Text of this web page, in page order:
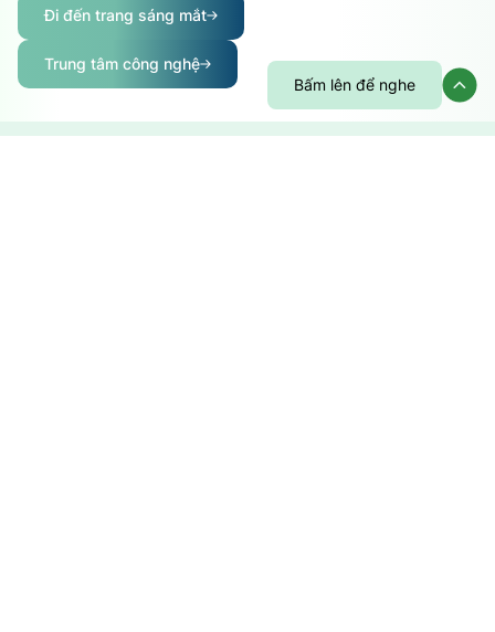
Đi đến trang sáng mắt
Trung tâm công nghệ
Bấm lên để nghe